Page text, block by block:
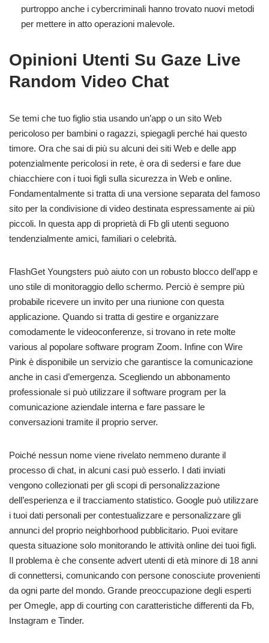
purtroppo anche i cybercriminali hanno trovato nuovi metodi
per mettere in atto operazioni malevole.
Opinioni Utenti Su Gaze Live
Random Video Chat
Se temi che tuo figlio stia usando un’app o un sito Web
pericoloso per bambini o ragazzi, spiegagli perché hai questo
timore. Ora che sai di più su alcuni dei siti Web e delle app
potenzialmente pericolosi in rete, è ora di sedersi e fare due
chiacchiere con i tuoi figli sulla sicurezza in Web e online.
Fondamentalmente si tratta di una versione separata del famoso
sito per la condivisione di video destinata espressamente ai più
piccoli. In questa app di proprietà di Fb gli utenti seguono
tendenzialmente amici, familiari o celebrità.
FlashGet Youngsters può aiuto con un robusto blocco dell’app e
uno stile di monitoraggio dello schermo. Perciò è sempre più
probabile ricevere un invito per una riunione con questa
applicazione. Quando si tratta di gestire e organizzare
comodamente le videoconferenze, si trovano in rete molte
various al popolare software program Zoom. Infine con Wire
Pink è disponibile un servizio che garantisce la comunicazione
anche in casi d’emergenza. Scegliendo un abbonamento
professionale si può utilizzare il software program per la
comunicazione aziendale interna e fare passare le
conversazioni tramite il proprio server.
Poiché nessun nome viene rivelato nemmeno durante il
processo di chat, in alcuni casi può esserlo. I dati inviati
vengono collezionati per gli scopi di personalizzazione
dell’esperienza e il tracciamento statistico. Google può utilizzare
i tuoi dati personali per contestualizzare e personalizzare gli
annunci del proprio neighborhood pubblicitario. Puoi evitare
questa situazione solo monitorando le attività online dei tuoi figli.
Il problema è che consente advert utenti di età minore di 18 anni
di connettersi, comunicando con persone conosciute provenienti
da ogni parte del mondo. Grande preoccupazione degli esperti
per Omegle, app di courting con caratteristiche differenti da Fb,
Instagram e Tinder.